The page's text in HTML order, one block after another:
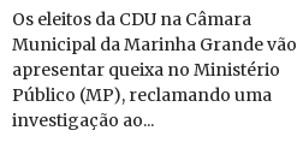
Os eleitos da CDU na Câmara
Municipal da Marinha Grande vão
apresentar queixa no Ministério
Público (MP), reclamando uma
investigação ao...